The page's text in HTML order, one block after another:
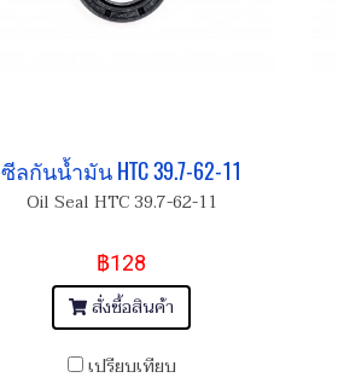
ซีลกันน้ำมัน HTC 39.7-62-11
Oil Seal HTC 39.7-62-11
฿128
สั่งซื้อสินค้า
เปรียบเทียบ